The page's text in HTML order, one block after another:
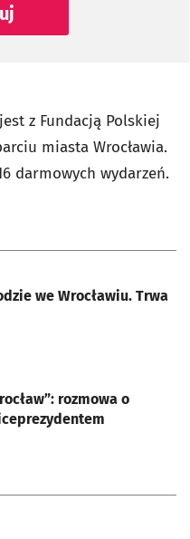
z Fundacją Polskiej
miasta Wrocławia.
darmowych wydarzeń.
we Wrocławiu. Trwa
rozmowa o